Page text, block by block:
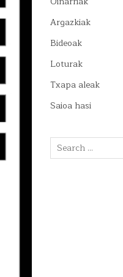
Argazkiak
Bideoak
Loturak
Txapa aleak
Saioa hasi
Search
for: